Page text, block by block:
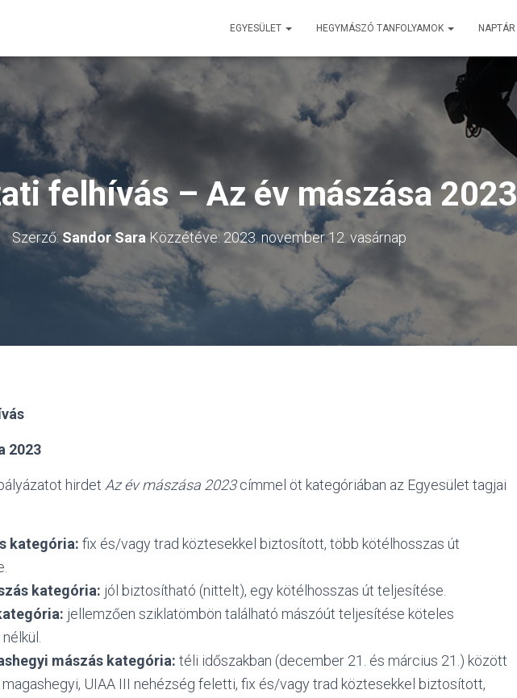
EGYESÜLET HEGYMÁSZÓ TANFOLYAMOK NAPTÁR
felhívás – Az év mászása 2023
Szerző: Sandor Sara Közzétéve: 2023. november 12. vasárnap
2023
hirdet Az év mászása 2023címmel öt kategóriában az Egyesület tagjai
kategória: fix és/vagy trad köztesekkel biztosított, több kötélhosszas út
kategória: jól biztosítható (nittelt), egy kötélhosszas út teljesítése.
jellemzően sziklatömbön található mászóút teljesítése köteles
mászás kategória: téli időszakban (december 21. és március 21.) között
UIAA III nehézség feletti, fix és/vagy trad köztesekkel biztosított,